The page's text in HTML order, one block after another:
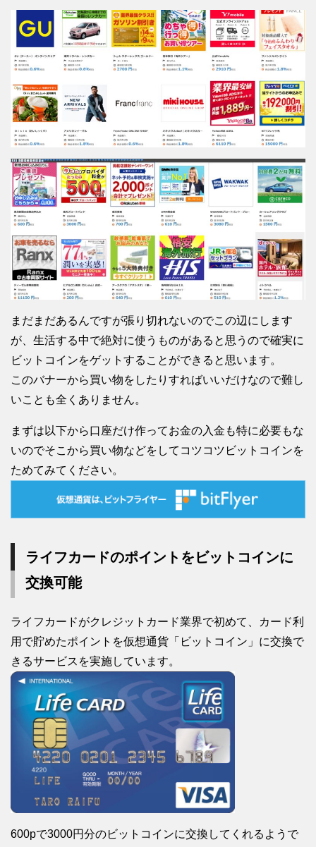
まだまだあるんですが張り切れないのでこの辺にします
が、生活する中で絶対に使うものがあると思うので確実に
ビットコインをゲットすることができると思います。
このバナーから買い物をしたりすればいいだけなので難し
いことも全くありません。
まずは以下から口座だけ作ってお金の入金も特に必要もな
いのでそこから買い物などをしてコツコツビットコインを
ためてみてください。
ライフカードのポイントをビットコインに
交換可能
ライフカードがクレジットカード業界で初めて、カード利
用で貯めたポイントを仮想通貨「ビットコイン」に交換で
きるサービスを実施しています。
600pで3000円分のビットコインに交換してくれるようで